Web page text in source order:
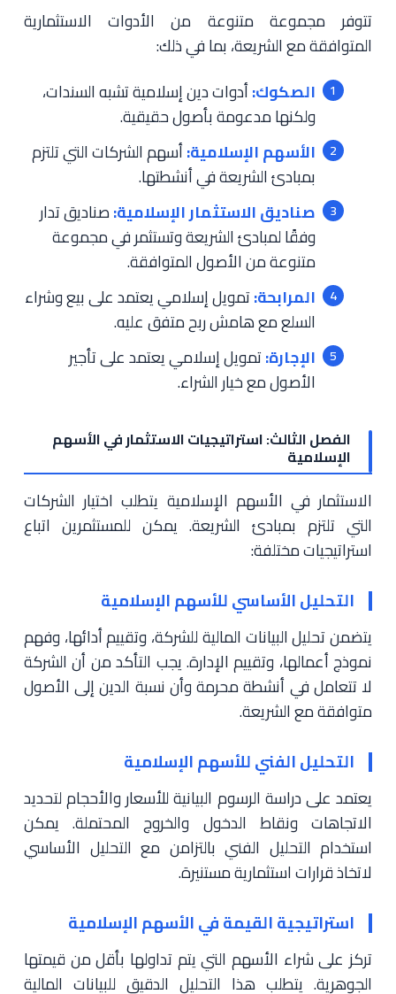
تتوفر مجموعة متنوعة من الأدوات الاستثمارية
المتوافقة مع الشريعة، بما في ذلك:
الصكوك:أدوات دين إسلامية تشبه السندات،
ولكنها مدعومة بأصول حقيقية.
الأسهم الإسلامية:أسهم الشركات التي تلتزم
بمبادئ الشريعة في أنشطتها.
صناديق الاستثمار الإسلامية:صناديق تدار
وفقًا لمبادئ الشريعة وتستثمر في مجموعة
متنوعة من الأصول المتوافقة.
المرابحة:تمويل إسلامي يعتمد على بيع وشراء
السلع مع هامش ربح متفق عليه.
الإجارة:تمويل إسلامي يعتمد على تأجير
الأصول مع خيار الشراء.
الفصل الثالث: استراتيجيات الاستثمار في الأسهم
الإسلامية
الاستثمار في الأسهم الإسلامية يتطلب اختيار الشركات
التي تلتزم بمبادئ الشريعة. يمكن للمستثمرين اتباع
استراتيجيات مختلفة:
التحليل الأساسي للأسهم الإسلامية
يتضمن تحليل البيانات المالية للشركة، وتقييم أدائها، وفهم
نموذج أعمالها، وتقييم الإدارة. يجب التأكد من أن الشركة
لا تتعامل في أنشطة محرمة وأن نسبة الدين إلى الأصول
متوافقة مع الشريعة.
التحليل الفني للأسهم الإسلامية
يعتمد على دراسة الرسوم البيانية للأسعار والأحجام لتحديد
الاتجاهات ونقاط الدخول والخروج المحتملة. يمكن
استخدام التحليل الفني بالتزامن مع التحليل الأساسي
لاتخاذ قرارات استثمارية مستنيرة.
استراتيجية القيمة في الأسهم الإسلامية
تركز على شراء الأسهم التي يتم تداولها بأقل من قيمتها
الجوهرية. يتطلب هذا التحليل الدقيق للبيانات المالية